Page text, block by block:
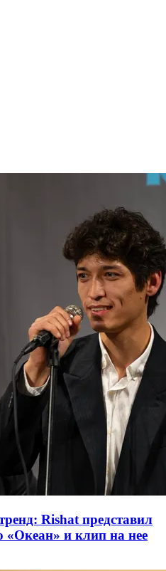
Rishat представил
и клип на нее